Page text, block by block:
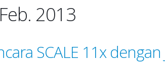
2013
SCALE 11x